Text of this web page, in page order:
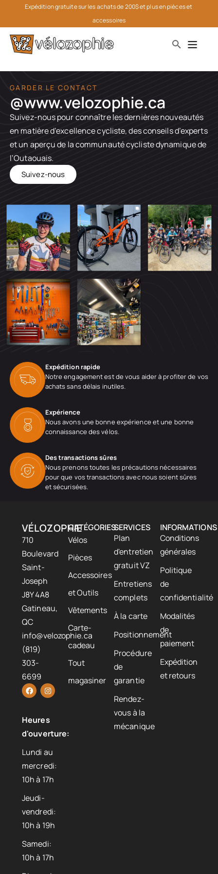
Expédition gratuite sur les achats de 200$ et plus en pièces et
accessoires
GARDER LE CONTACT
@www.velozophie.ca​
Suivez-nous pour connaître les dernières nouveautés
en matière d’excellence cycliste, des conseils d’experts
et un aperçu de la communauté cycliste dynamique de
l’Outaouais.
Suivez-nous
Expédition rapide
Notre engagement est de vous aider à profiter de vos
achats sans délais inutiles.
Expérience
Nous avons une bonne expérience et une bonne
connaissance des vélos.
Des transactions sûres
Nous prenons toutes les précautions nécessaires
pour que vos transactions avec nous soient sûres
et sécurisées.
VÉLOZOPHIE
710
Boulevard
Saint-
Joseph
J8Y 4A8
Gatineau,
QC
info@velozophie.ca
(819)
303-
6699
Heures
d'ouverture:
Lundi au
mercredi:
10h à 17h
Jeudi-
vendredi:
10h à 19h
Samedi:
10h à 17h
CATÉGORIES
Vélos
Pièces
Accessoires
et Outils
Vêtements
Carte-
cadeau
Tout
magasiner
SERVICES
Plan
d'entretien
gratuit VZ
Entretiens
complets
À la carte
Positionnement
Procédure
de
garantie
Rendez-
vous à la
mécanique
INFORMATIONS
Conditions
générales
Politique
de
confidentialité
Modalités
de
paiement
Expédition
et retours